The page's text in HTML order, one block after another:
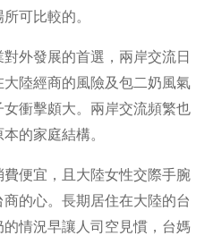
可比較的。
外發展的首選，兩岸交流日
陸經商的風險及包二奶風氣
衝擊頗大。兩岸交流頻繁也
的家庭結構。
便宜，且大陸女性交際手腕
的心。長期居住在大陸的台
情況早讓人司空見慣，台媽